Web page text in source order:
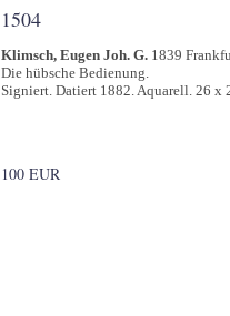
1504
Klimsch, Eugen Joh. G. 1839
Die hübsche Bedienung.
Signiert. Datiert 1882. Aquarell. 26 x
100 EUR